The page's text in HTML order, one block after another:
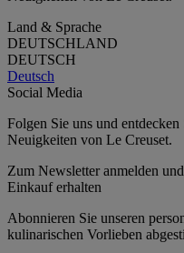
Land & Sprache
DEUTSCHLAND
DEUTSCH
Deutsch
Social Media
Folgen Sie uns und
Neuigkeiten von Le Creuset.
Zum Newsletter anmelden
Einkauf erhalten
Abonnieren Sie unseren
kulinarischen Vorlieben